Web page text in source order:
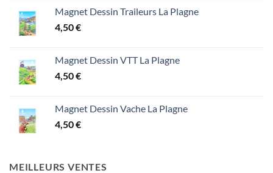
Magnet Dessin Traileurs La Plagne
4,50€
Magnet Dessin VTT La Plagne
4,50€
Magnet Dessin Vache La Plagne
4,50€
MEILLEURS VENTES